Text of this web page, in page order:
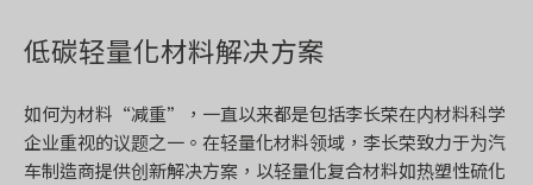
低碳轻量化材料解决方案
如何为材料“减重”，一直以来都是包括李长荣在内材料科学
企业重视的议题之一。在轻量化材料领域，李长荣致力于为汽
车制造商提供创新解决方案，以轻量化复合材料如热塑性硫化